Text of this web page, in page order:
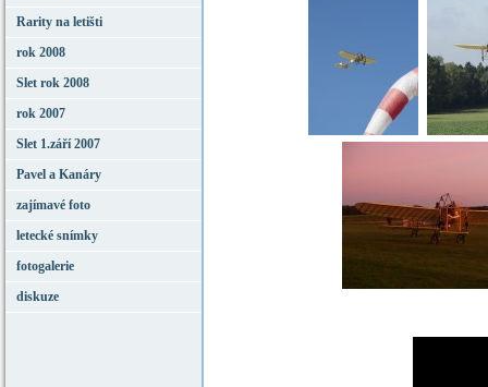
Rarity na letišti
rok 2008
Slet rok 2008
rok 2007
Slet 1.září 2007
Pavel a Kanáry
zajímavé foto
letecké snímky
fotogalerie
diskuze